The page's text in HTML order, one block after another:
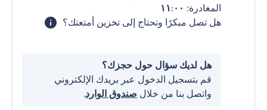
المغادرة: ١١:٠٠
هل تصل مبكرًا وتحتاج إلى تخزين أمتعتك؟
هل لديك سؤال حول حجزك؟
قم بتسجيل الدخول عبر بريدك الإلكتروني
واتصل بنا من خلال صندوق الوارد.